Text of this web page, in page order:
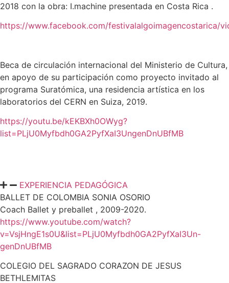
2018 con la obra: I.machine presentada en Costa Rica .
https://www.facebook.com/festivalalgoimagencostarica/
Beca de circulación internacional del Ministerio de Cultura,
en apoyo de su participación como proyecto invitado al
programa Suratómica, una residencia artística en los
laboratorios del CERN en Suiza, 2019.
https://youtu.be/kEKBXh0OWyg?
list=PLjU0Myfbdh0GA2PyfXaI3UngenDnUBfMB
EXPERIENCIA PEDAGÓGICA
BALLET DE COLOMBIA SONIA OSORIO
Coach Ballet y preballet , 2009-2020.
https://www.youtube.com/watch?
v=VsjHngE1s0U&list=PLjU0Myfbdh0GA2PyfXaI3Un-
genDnUBfMB
COLEGIO DEL SAGRADO CORAZON DE JESUS
BETHLEMITAS